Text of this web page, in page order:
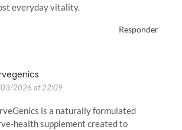
everyday vitality.
Responder
2026 at 22:09
is a naturally formulated
health supplement created to